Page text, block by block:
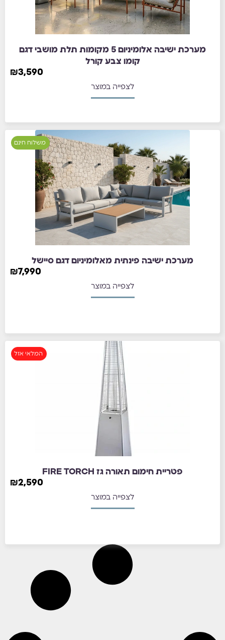
מערכת ישיבה אלומיניום 5 מקומות תלת מושבי דגם
קומו צבע קורל
₪3,590
לצפייה במוצר
משלוח חינם
מערכת ישיבה פינתית מאלומיניום דגם סיישל
₪7,990
לצפייה במוצר
המלאי אזל
פטריית חימום תאורה גז FIRE TORCH
₪2,590
לצפייה במוצר